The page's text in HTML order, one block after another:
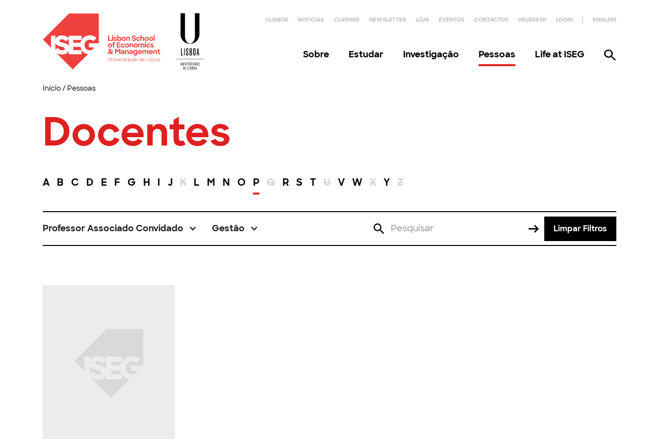
ULISBOA NOTÍCIAS CLIPPING NEWSLETTER LOJA EVENTOS CONTACTOS HELPDESK LOGIN ENGLISH
Sobre Estudar Investigação Pessoas Life at ISEG
Início/ Pessoas
Docentes
A B C D E F G H I J K L M N O P Q R S T U V W X Y Z
Professor Associado Convidado Gestão Limpar Filtros